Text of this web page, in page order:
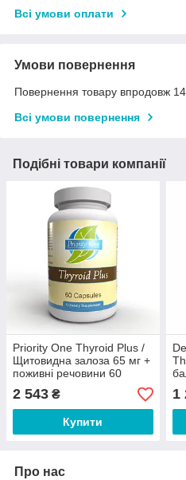
Всі умови оплати
Умови повернення
Повернення товару впродовж 14
Всі умови повернення
Подібні товари компанії
Priority One Thyroid Plus /
Щитовидна залоза 65 мг +
поживні речовини 60
капсул
2 543 ₴
Купити
1
Про нас